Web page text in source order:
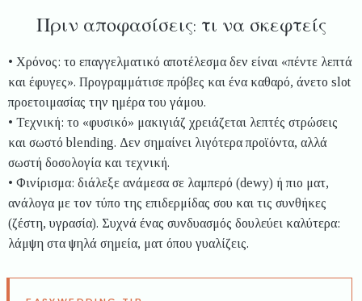
Πριν αποφασίσεις: τι να σκεφτείς
• Χρόνος: το επαγγελματικό αποτέλεσμα δεν είναι «πέντε λεπτά
και έφυγες». Προγραμμάτισε πρόβες και ένα καθαρό, άνετο slot
προετοιμασίας την ημέρα του γάμου.
• Τεχνική: το «φυσικό» μακιγιάζ χρειάζεται λεπτές στρώσεις
και σωστό blending. Δεν σημαίνει λιγότερα προϊόντα, αλλά
σωστή δοσολογία και τεχνική.
• Φινίρισμα: διάλεξε ανάμεσα σε λαμπερό (dewy) ή πιο ματ,
ανάλογα με τον τύπο της επιδερμίδας σου και τις συνθήκες
(ζέστη, υγρασία). Συχνά ένας συνδυασμός δουλεύει καλύτερα:
λάμψη στα ψηλά σημεία, ματ όπου γυαλίζεις.